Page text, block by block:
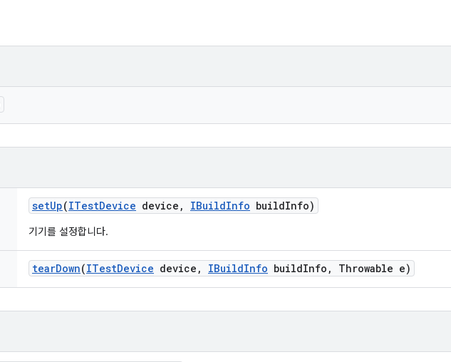
setUp(ITestDevice device , IBuildInfo buildInfo)
기기를 설정합니다.
tearDown(ITestDevice device , IBuildInfo buildInfo , Throwable e)